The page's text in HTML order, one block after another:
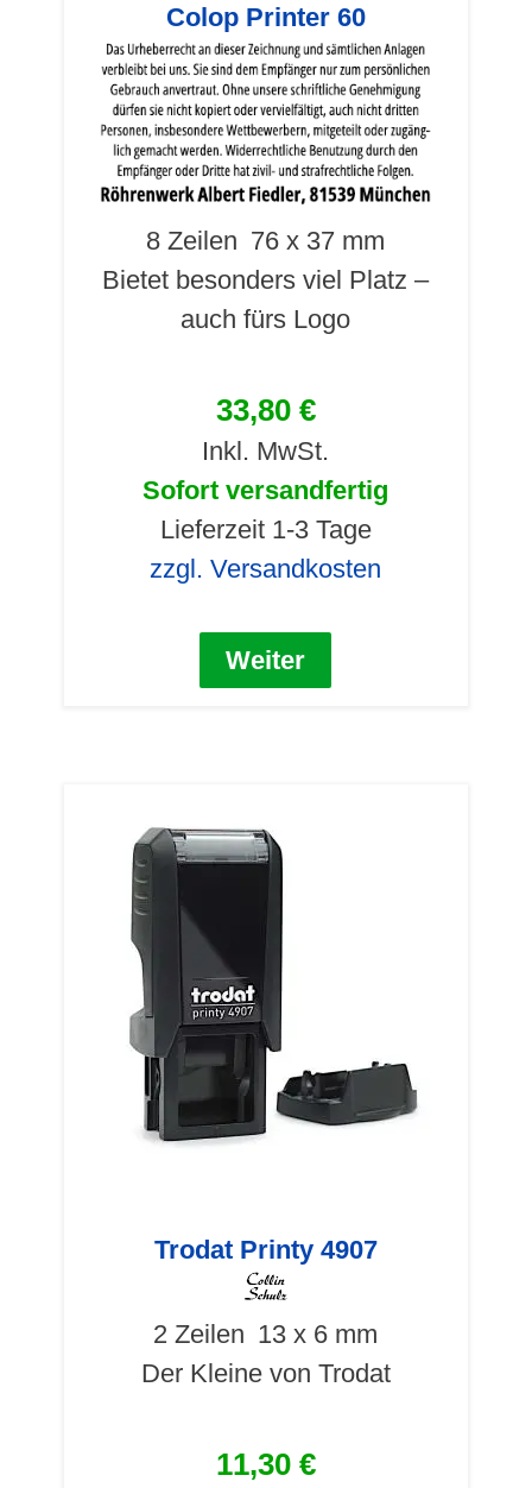
Colop Printer 60
8 Zeilen 76 x 37 mm
Bietet besonders viel Platz –
auch fürs Logo
33,80 €
Inkl. MwSt.
Sofort versandfertig
Lieferzeit 1-3 Tage
zzgl. Versandkosten
Weiter
Trodat Printy 4907
2 Zeilen 13 x 6 mm
Der Kleine von Trodat
11,30 €